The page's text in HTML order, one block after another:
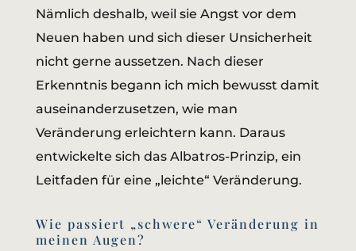
Nämlich deshalb, weil sie Angst vor dem
Neuen haben und sich dieser Unsicherheit
nicht gerne aussetzen. Nach dieser
Erkenntnis begann ich mich bewusst damit
auseinanderzusetzen, wie man
Veränderung erleichtern kann. Daraus
entwickelte sich das Albatros-Prinzip, ein
Leitfaden für eine „leichte“ Veränderung.
Wie passiert „schwere“ Veränderung in
meinen Augen?